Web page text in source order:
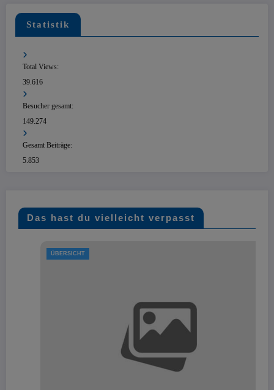
Statistik
Total Views:
39.616
Besucher gesamt:
149.274
Gesamt Beiträge:
5.853
Das hast du vielleicht verpasst
ÜBERSICHT